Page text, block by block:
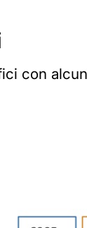
con